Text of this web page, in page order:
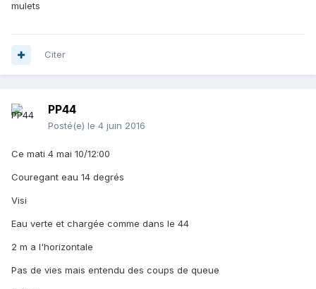
mulets
Citer
PP44
Posté(e) le 4 juin 2016
Ce mati 4 mai 10/12:00
Couregant eau 14 degrés
Visi
Eau verte et chargée comme dans le 44
2 m a l'horizontale
Pas de vies mais entendu des coups de queue